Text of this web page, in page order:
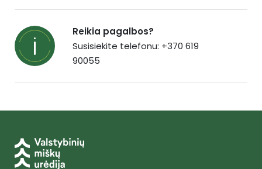
Reikia pagalbos?
Susisiekite telefonu: +370 619
90055